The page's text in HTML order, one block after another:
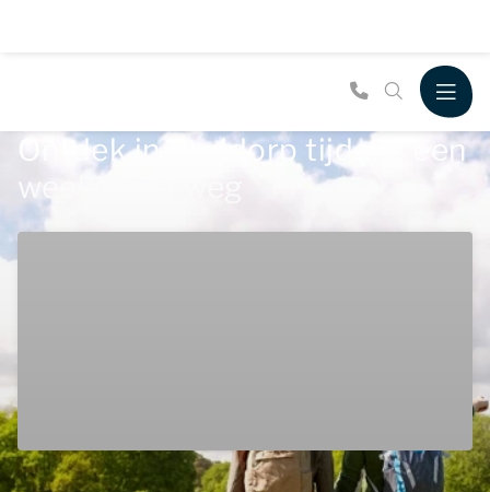
Ontdek in Ouddorp tijdens een
weekendje weg